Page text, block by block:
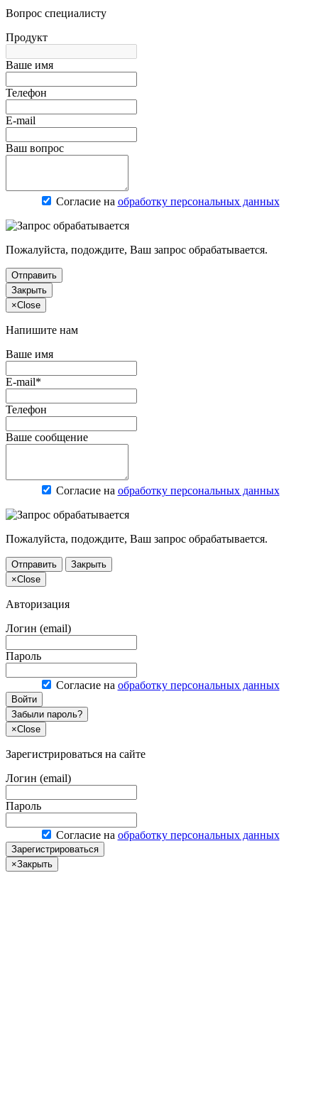
Вопрос специалисту
Продукт
Ваше имя
Телефон
E-mail
Ваш вопрос
Согласие на обработку персональных данных
Пожалуйста, подождите, Ваш запрос обрабатывается.
Отправить
Закрыть
×Close
Напишите нам
Ваше имя
E-mail*
Телефон
Ваше сообщение
Согласие на обработку персональных данных
Пожалуйста, подождите, Ваш запрос обрабатывается.
Отправить
Закрыть
×Close
Авторизация
Логин (email)
Пароль
Согласие на обработку персональных данных
Войти
Забыли пароль?
×Close
Зарегистрироваться на сайте
Логин (email)
Пароль
Согласие на обработку персональных данных
Зарегистрироваться
×Закрыть